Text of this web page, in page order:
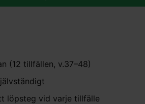
(12 tillfällen, v.37–48)
löpsteg vid varje tillfälle